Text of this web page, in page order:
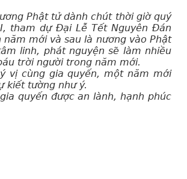
Phật tử dành chút thời giờ quý
tham dự Đại Lễ Tết Nguyên Đán
mới và sau là nương vào Phật
linh, phát nguyện sẽ làm nhiều
trời người trong năm mới.
vị cùng gia quyến, một năm mới
kiết tường như ý.
quyến được an lành, hạnh phúc